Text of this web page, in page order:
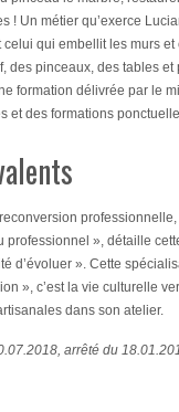
Un métier qu’exerce
qui embellit les murs
des pinceaux, des tables
formation délivrée par le
et des formations
professionnel », détaille
d’évoluer ». Cette
», c’est la vie culturelle
dans son atelier.
arrêté du